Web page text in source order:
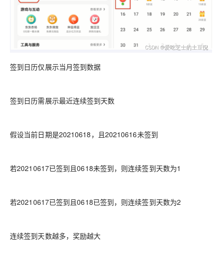
签到日历仅展示当月签到数据
签到日历需展示最近连续签到天数
假设当前日期是20210618，且20210616未签到
若20210617已签到且0618未签到，则连续签到天数为1
若20210617已签到且0618已签到，则连续签到天数为2
连续签到天数越多，奖励越大